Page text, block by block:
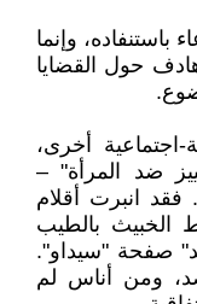
وإنما
حول القضايا
أخرى،
ضد المرأة" –
فقد انبرت أقلام
الخبيث بالطيب
صفحة "سيداو".
ومن أناس لم